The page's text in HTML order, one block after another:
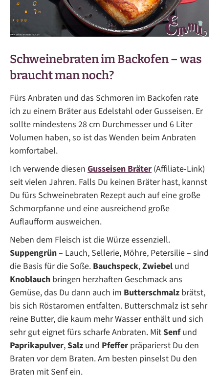
Schweinebraten im Backofen – was
braucht man noch?
Fürs Anbraten und das Schmoren im Backofen rate
ich zu einem Bräter aus Edelstahl oder Gusseisen. Er
sollte mindestens 28 cm Durchmesser und 6 Liter
Volumen haben, so ist das Wenden beim Anbraten
komfortabel.
Ich verwende diesen Gusseisen Bräter (Affiliate-Link)
seit vielen Jahren. Falls Du keinen Bräter hast, kannst
Du fürs Schweinebraten Rezept auch auf eine große
Schmorpfanne und eine ausreichend große
Auflaufform ausweichen.
Neben dem Fleisch ist die Würze essenziell.
Suppengrün– Lauch, Sellerie, Möhre, Petersilie – sind
die Basis für die Soße. Bauchspeck,Zwiebel und
Knoblauch bringen herzhaften Geschmack ans
Gemüse, das Du dann auch im Butterschmalz brätst,
bis sich Röstaromen entfalten. Butterschmalz ist sehr
reine Butter, die kaum mehr Wasser enthält und sich
sehr gut eignet fürs scharfe Anbraten. MitSenfund
Paprikapulver,Salz und Pfeffer präparierst Du den
Braten vor dem Braten. Am besten pinselst Du den
Braten mit Senf ein.